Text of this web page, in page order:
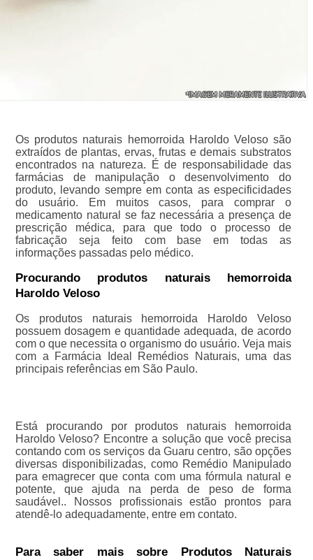
Os produtos naturais hemorroida Haroldo Veloso são
extraídos de plantas, ervas, frutas e demais substratos
encontrados na natureza. É de responsabilidade das
farmácias de manipulação o desenvolvimento do
produto, levando sempre em conta as especificidades
do usuário. Em muitos casos, para comprar o
medicamento natural se faz necessária a presença de
prescrição médica, para que todo o processo de
fabricação seja feito com base em todas as
informações passadas pelo médico.
Procurando produtos naturais hemorroida
Haroldo Veloso
Os produtos naturais hemorroida Haroldo Veloso
possuem dosagem e quantidade adequada, de acordo
com o que necessita o organismo do usuário. Veja mais
com a Farmácia Ideal Remédios Naturais, uma das
principais referências em São Paulo.
Está procurando por produtos naturais hemorroida
Haroldo Veloso? Encontre a solução que você precisa
contando com os serviços da Guaru centro, são opções
diversas disponibilizadas, como Remédio Manipulado
para emagrecer que conta com uma fórmula natural e
potente, que ajuda na perda de peso de forma
saudável.. Nossos profissionais estão prontos para
atendê-lo adequadamente, entre em contato.
Para saber mais sobre Produtos Naturais